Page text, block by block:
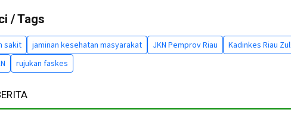
/ Tags
sakit jaminan kesehatan masyarakat JKN Pemprov Riau
Kadinkes Riau
rujukan faskes